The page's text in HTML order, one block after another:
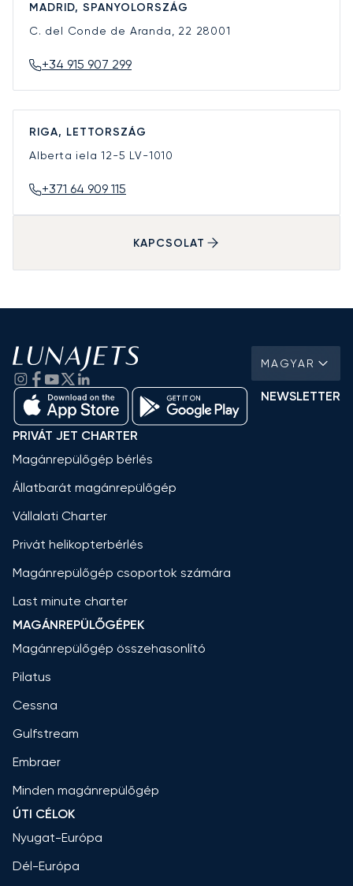
MADRID, SPANYOLORSZÁG
C. del Conde de Aranda, 22 28001
+34 915 907 299
RIGA, LETTORSZÁG
Alberta iela 12-5 LV-1010
+371 64 909 115
KAPCSOLAT
MAGYAR
NEWSLETTER
PRIVÁT JET CHARTER
Magánrepülőgép bérlés
Állatbarát magánrepülőgép
Vállalati Charter
Privát helikopterbérlés
Magánrepülőgép csoportok számára
Last minute charter
MAGÁNREPÜLŐGÉPEK
Magánrepülőgép összehasonlító
Pilatus
Cessna
Gulfstream
Embraer
Minden magánrepülőgép
ÚTI CÉLOK
Nyugat-Európa
Dél-Európa